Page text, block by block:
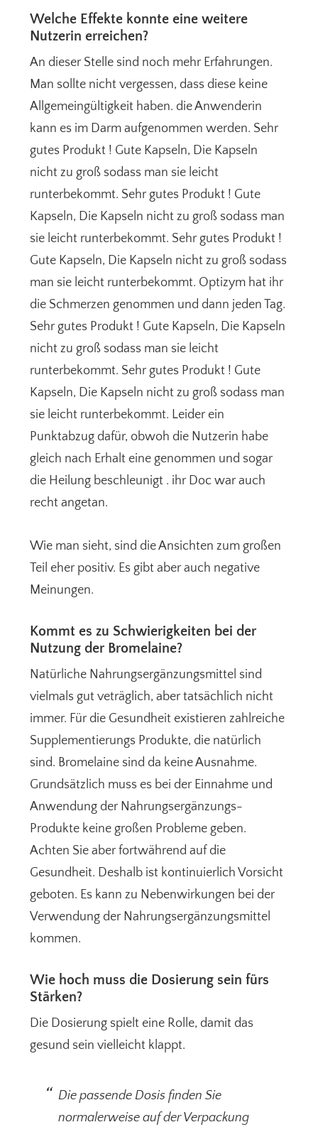
Welche Effekte konnte eine weitere
Nutzerin erreichen?
An dieser Stelle sind noch mehr Erfahrungen.
Man sollte nicht vergessen, dass diese keine
Allgemeingültigkeit haben. die Anwenderin
kann es im Darm aufgenommen werden. Sehr
gutes Produkt ! Gute Kapseln, Die Kapseln
nicht zu groß sodass man sie leicht
runterbekommt. Sehr gutes Produkt ! Gute
Kapseln, Die Kapseln nicht zu groß sodass man
sie leicht runterbekommt. Sehr gutes Produkt !
Gute Kapseln, Die Kapseln nicht zu groß sodass
man sie leicht runterbekommt. Optizym hat ihr
die Schmerzen genommen und dann jeden Tag.
Sehr gutes Produkt ! Gute Kapseln, Die Kapseln
nicht zu groß sodass man sie leicht
runterbekommt. Sehr gutes Produkt ! Gute
Kapseln, Die Kapseln nicht zu groß sodass man
sie leicht runterbekommt. Leider ein
Punktabzug dafür, obwoh die Nutzerin habe
gleich nach Erhalt eine genommen und sogar
die Heilung beschleunigt . ihr Doc war auch
recht angetan.
Wie man sieht, sind die Ansichten zum großen
Teil eher positiv. Es gibt aber auch negative
Meinungen.
Kommt es zu Schwierigkeiten bei der
Nutzung der Bromelaine?
Natürliche Nahrungsergänzungsmittel sind
vielmals gut veträglich, aber tatsächlich nicht
immer. Für die Gesundheit existieren zahlreiche
Supplementierungs Produkte, die natürlich
sind. Bromelaine sind da keine Ausnahme.
Grundsätzlich muss es bei der Einnahme und
Anwendung der Nahrungsergänzungs-
Produkte keine großen Probleme geben.
Achten Sie aber fortwährend auf die
Gesundheit. Deshalb ist kontinuierlich Vorsicht
geboten. Es kann zu Nebenwirkungen bei der
Verwendung der Nahrungsergänzungsmittel
kommen.
Wie hoch muss die Dosierung sein fürs
Stärken?
Die Dosierung spielt eine Rolle, damit das
gesund sein vielleicht klappt.
Die passende Dosis finden Sie
normalerweise auf der Verpackung